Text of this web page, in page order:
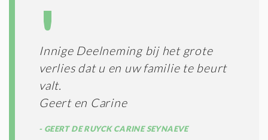
Innige Deelneming bij het grote
verlies dat u en uw familie te beurt
valt.
Geert en Carine
GEERT DE RUYCK CARINE SEYNAEVE